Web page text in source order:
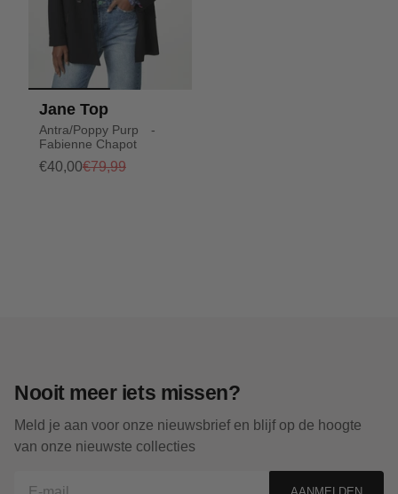
Jane Top
Antra/Poppy Purp -
Fabienne Chapot
€40,00€79,99
Nooit meer iets missen?
Meld je aan voor onze nieuwsbrief en blijf op de hoogte
van onze nieuwste collecties